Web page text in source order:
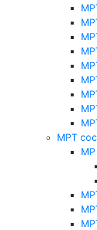
МРТ
МР